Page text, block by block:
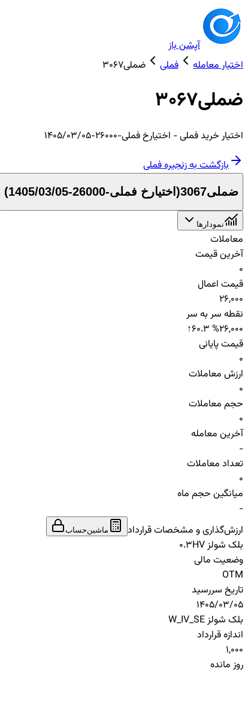
آپشن باز
اختیار معامله
فملی ضملی3067
ضملی3067
اختیار خریدفملی- اختیارخ فملی-26000-1405/03/05
بازگشت به زنجیرهفملی
ضملی3067 ( اختیارخ فملی-26000-1405/03/05 )
نمودارها
معاملات
آخرین قیمت
0
قیمت اعمال
26,000
نقطه سر به سر
26,000
↑60.3 %
قیمت پایانی
0
ارزش معاملات
0
حجم معاملات
0
آخرین معامله
-
تعداد معاملات
0
میانگین حجم ماه
-
ارزش‌گذاری و مشخصات قرارداد
ماشین‌حساب
بلک شولز HV
0.3
وضعیت مالی
OTM
تاریخ سررسید
1405/03/05
بلک شولز W_IV_SE
اندازه قرارداد
1,000
روز مانده